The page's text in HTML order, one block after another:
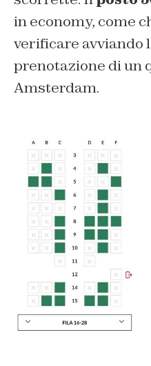
in economy, come
verificare avviando
prenotazione di un
Amsterdam.